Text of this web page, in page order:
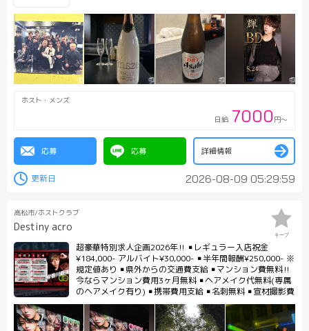
ホスト・メンズ
日給 7000 円～
応募 応募 詳細情報
2026-08-09 05:29:59
高松市/ホストクラブ
Destiny acro
キープ
超豪華特別求人企画2026年‼︎ ▪️レギュラー入店祝金
¥184,000- アルバイト¥30,000- ▪️半年間報酬¥250,000- ※
規定値あり ▪️県外からの交通費支給 ▪️マンション費無料‼︎
今ならマンション費用3ヶ月無料 ▪️ヘアメイク代無料(専属
のヘアメイク有り) ▪️携帯費用支給 ▪️名刺無料 ▪️宣材撮影費
無料 ▪️自社エステサロン完備 問い合わせ先 店舗:087-823-
8950 19時から25時まで 求人担当 沖:090-5719-3434
24hOK LINE okioki.